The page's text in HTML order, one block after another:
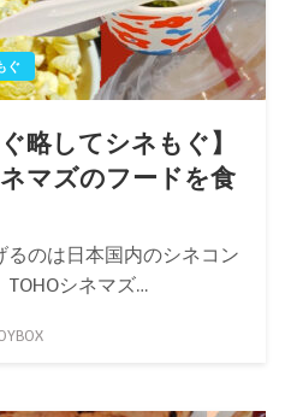
ぐ
略してシネもぐ】
マズのフードを食
のは日本国内のシネコン
シネマズ…